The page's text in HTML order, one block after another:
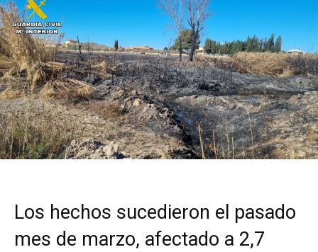
Los hechos sucedieron el pasado
mes de marzo, afectado a 2,7